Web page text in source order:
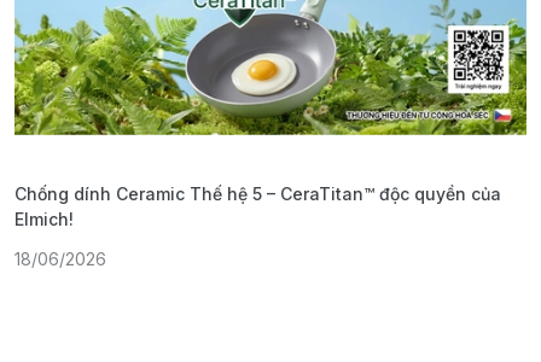
Chống dính Ceramic Thế hệ 5 – CeraTitan™ độc quyền của
Elmich!
18/06/2026